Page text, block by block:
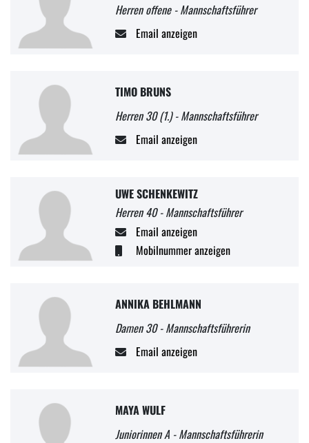
Herren offene - Mannschaftsführer
Email anzeigen
TIMO BRUNS
Herren 30 (1.) - Mannschaftsführer
Email anzeigen
UWE SCHENKEWITZ
Herren 40 - Mannschaftsführer
Email anzeigen
Mobilnummer anzeigen
ANNIKA BEHLMANN
Damen 30 - Mannschaftsführerin
Email anzeigen
MAYA WULF
Juniorinnen A - Mannschaftsführerin